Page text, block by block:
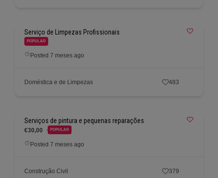
Serviço de Limpezas Profissionais
POPULAR
Posted 7 meses ago
Doméstica e de Limpezas 483
Serviços de pintura e pequenas reparações
€30,00 POPULAR
Posted 7 meses ago
Construção Civil 379